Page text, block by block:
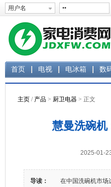
首页 电视 电冰箱 数
主页 / 产品 > 厨卫电器 > 正文
慧曼洗碗机
2025-01-
导读：
在中国洗碗机市场这